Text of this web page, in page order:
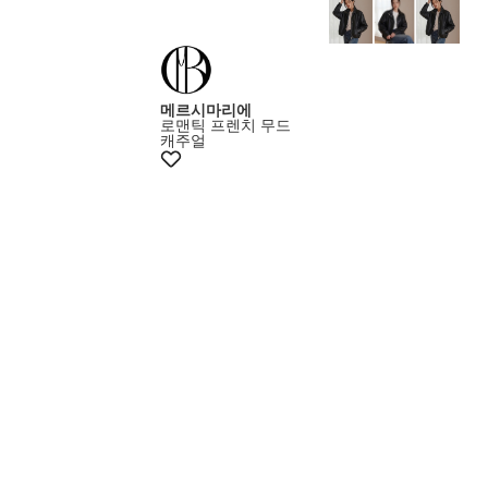
메르시마리에
로맨틱 프렌치 무드
캐주얼